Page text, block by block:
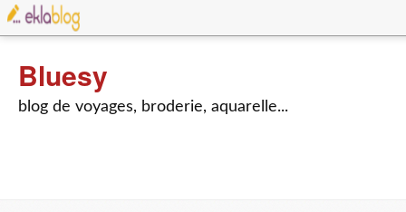
Bluesy
blog de voyages, broderie, aquarelle...